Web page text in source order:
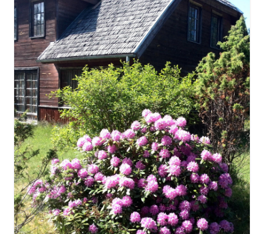
ilga.prancahartinger@gmail.com
+371 26376974